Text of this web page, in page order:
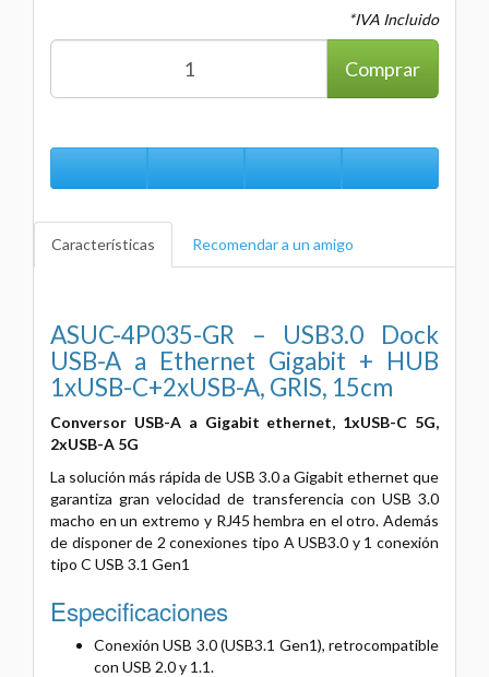
*IVA Incluido
Comprar
Características Recomendar a un amigo
ASUC-4P035-GR – USB3.0 Dock
USB-A a Ethernet Gigabit + HUB
1xUSB-C+2xUSB-A, GRIS, 15cm
Conversor USB-A a Gigabit ethernet, 1xUSB-C 5G,
2xUSB-A 5G
La solución más rápida de USB 3.0 a Gigabit ethernet que
garantiza gran velocidad de transferencia con USB 3.0
macho en un extremo y RJ45 hembra en el otro. Además
de disponer de 2 conexiones tipo A USB3.0 y 1 conexión
tipo C USB 3.1 Gen1
Especificaciones
Conexión USB 3.0 (USB3.1 Gen1), retrocompatible
con USB 2.0 y 1.1.